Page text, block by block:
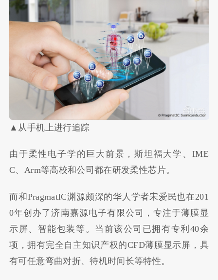
▲从手机上进行追踪
由于柔性电子学的巨大前景，斯坦福大学、IME
C、Arm等高校和公司都在研发柔性芯片。
而和PragmatIC渊源颇深的华人学者宋爱民也在201
0年创办了济南嘉源电子有限公司，专注于薄膜显
示屏、智能包装等。当前该公司已拥有专利40余
项，拥有完全自主知识产权的CFD薄膜显示屏，具
有可任意弯曲对折、待机时间长等特性。